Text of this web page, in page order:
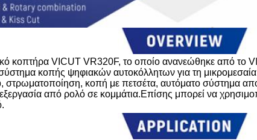
κοπτήρα VICUT VR320F, το οποίο ανανεώθηκε από το
κοπής ψηφιακών αυτοκόλλητων για τη
στρωματοποίηση, κοπή με πετσέτα, αυτόματο σύστημα
από ρολό σε κομμάτια.Επίσης μπορεί να